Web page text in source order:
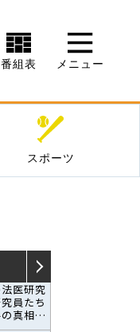
番組表 メニュー
スポーツ